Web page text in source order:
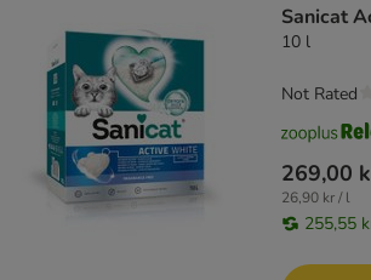
Sanicat
10 l
269,00
26,90 kr / l
255,55
Not Rated